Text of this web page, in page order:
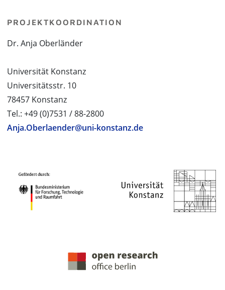
PROJEKTKOORDINATION
Dr. Anja Oberländer
Universität Konstanz
Universitätsstr. 10
78457 Konstanz
Tel.: +49 (0)7531 / 88-2800
Anja.Oberlaender@uni-konstanz.de